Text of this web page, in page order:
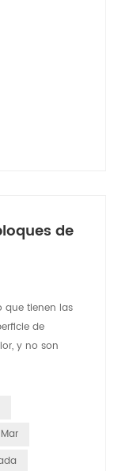
de
que tienen las
de
y no son